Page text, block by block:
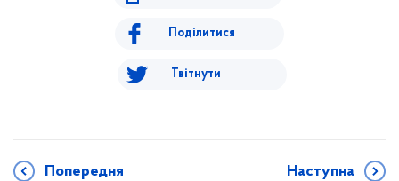
Поділитися
Твітнути
Попередня Наступна